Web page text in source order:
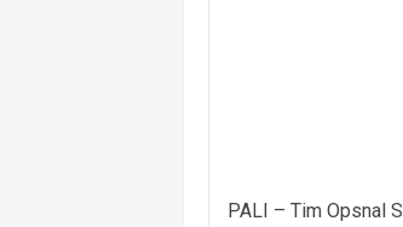
Polsek
PALI – Tim Opsnal